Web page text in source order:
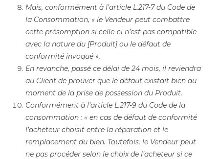
Mais, conformément à l’article L.217-7 du Code de
la Consommation, « le Vendeur peut combattre
cette présomption si celle-ci n’est pas compatible
avec la nature du [Produit] ou le défaut de
conformité invoqué ».
En revanche, passé ce délai de 24 mois, il reviendra
au Client de prouver que le défaut existait bien au
moment de la prise de possession du Produit.
Conformément à l’article L.217-9 du Code de la
consommation : « en cas de défaut de conformité
l’acheteur choisit entre la réparation et le
remplacement du bien. Toutefois, le Vendeur peut
ne pas procéder selon le choix de l’acheteur si ce